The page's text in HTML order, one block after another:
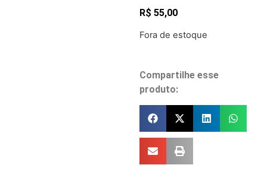
R$ 55,00
Fora de estoque
Compartilhe esse
produto: